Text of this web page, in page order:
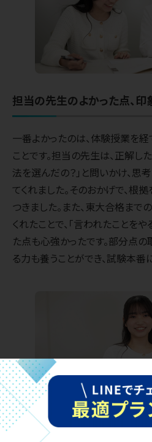
担当の先生のよかった点、印
一番よかったのは、体験授業を
ことです。担当の先生は、正解し
法を選んだの？」と問いかけ、思
てくれました。そのおかげで、根
つきました。また、東大合格ま
くれたことで、「言われたことを
た点も心強かったです。部分点
る力も養うことができ、試験本番